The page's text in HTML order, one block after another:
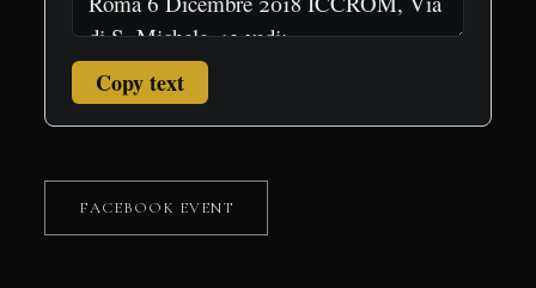
Copy text
FACEBOOK EVENT